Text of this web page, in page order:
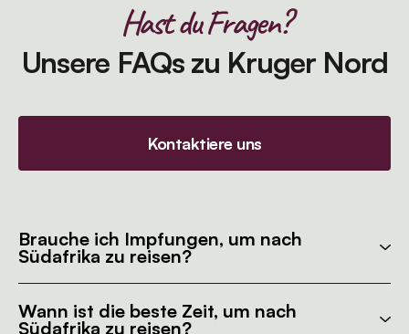
Hast du Fragen?
Unsere FAQs zu Kruger Nord
Kontaktiere uns
Brauche ich Impfungen, um nach
Südafrika zu reisen?
Wann ist die beste Zeit, um nach
Südafrika zu reisen?